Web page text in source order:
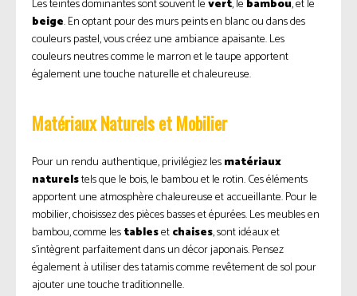
Les teintes dominantes sont souvent levert, le bambou, et le
beige. En optant pour des murs peints en blanc ou dans des
couleurs pastel, vous créez une ambiance apaisante. Les
couleurs neutres comme le marron et le taupe apportent
également une touche naturelle et chaleureuse.
Matériaux Naturels et Mobilier
Pour un rendu authentique, privilégiez lesmatériaux
naturelstels que le bois, le bambou et le rotin. Ces éléments
apportent une atmosphère chaleureuse et accueillante. Pour le
mobilier, choisissez des pièces basses et épurées. Les meubles en
bambou, comme lestablesetchaises, sont idéaux et
s’intègrent parfaitement dans un décor japonais. Pensez
également à utiliser des tatamis comme revêtement de sol pour
ajouter une touche traditionnelle.